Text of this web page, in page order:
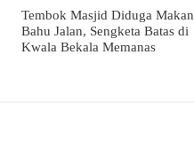
Tembok Masjid Diduga Makan
Bahu Jalan, Sengketa Batas di
Kwala Bekala Memanas